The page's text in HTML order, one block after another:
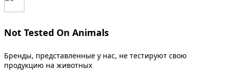
Not Tested On Animals
Бренды, представленные у нас, не тестируют свою
продукцию на животных